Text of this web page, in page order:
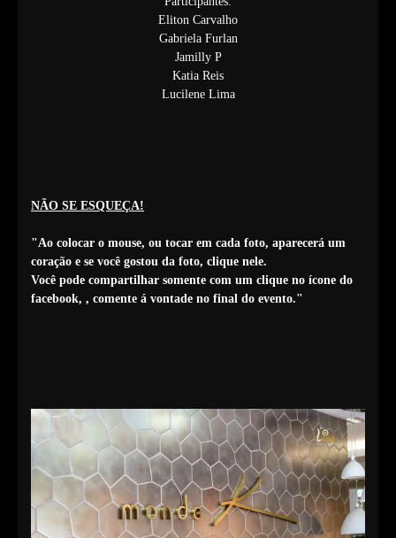
Eliton Carvalho
Gabriela Furlan
Jamilly P
Katia Reis
Lucilene Lima
NÃO SE ESQUEÇA!
"Ao colocar o mouse, ou tocar em cada foto, aparecerá um
coração e se você gostou da foto, clique nele.
Você pode compartilhar somente com um clique no ícone do
facebook, , comente á vontade no final do evento."